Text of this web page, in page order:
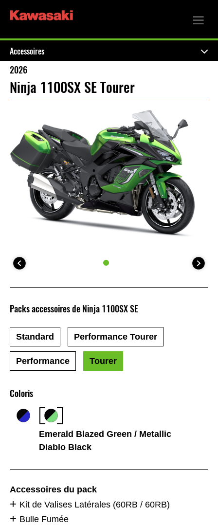
Accessoires
2026
Ninja 1100SX SE Tourer
Coloris
Emerald Blazed Green / Metallic
Diablo Black
Packs accessoires de Ninja 1100SX SE
Standard Performance Tourer
Performance Tourer
Accessoires du pack
Kit de Valises Latérales (60RB / 60RB)
Bulle Fumée